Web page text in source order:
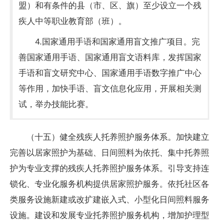
盟）和有条件的县（市、区、旗）至少设立一个残
疾人中等职业教育部（班）。
4.国家通用手语和国家通用盲文推广项目。完
善国家通用手语、国家通用盲文语料库，发挥国家
手语和盲文研究中心、国家通用手语数字推广中心
等作用，加快手语、盲文信息化应用，开展相关测
试，举办技能比赛。
（十五）健全残疾人托养照护服务体系。加快建立
完善以居家照护为基础、日间照料为依托、集中托养照
护为专业支撑的残疾人托养照护服务体系。引导支持连
锁化、专业化服务机构提供居家照护服务。依托社区各
类服务设施新建或改扩建嵌入式、小型化日间照料服务
设施。建设和发展专业托养照护服务机构，增加护理型